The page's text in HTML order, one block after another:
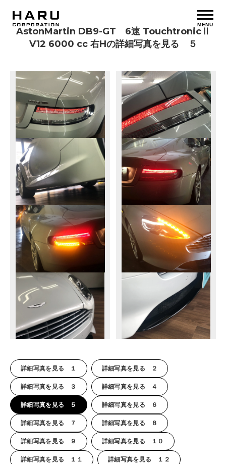
MENU
AstonMartin DB9-GT 6速 TouchtronicⅡ
V12 6000 cc 右Hの詳細写真を見る ５
詳細写真を見る １ 詳細写真を見る ２
詳細写真を見る ３ 詳細写真を見る ４
詳細写真を見る ５ 詳細写真を見る ６
詳細写真を見る ７ 詳細写真を見る ８
詳細写真を見る ９ 詳細写真を見る １０
詳細写真を見る １１ 詳細写真を見る １２